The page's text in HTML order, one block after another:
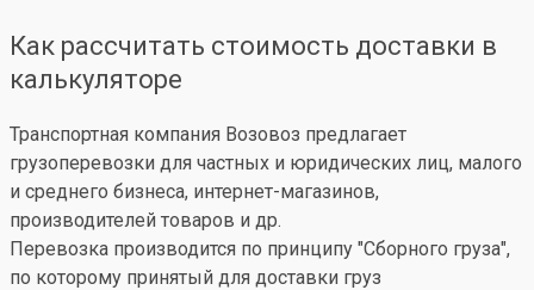
Как рассчитать стоимость доставки в
калькуляторе
Транспортная компания Возовоз предлагает
грузоперевозки для частных и юридических лиц, малого
и среднего бизнеса, интернет-магазинов,
производителей товаров и др.
Перевозка производится по принципу "Сборного груза",
по которому принятый для доставки груз